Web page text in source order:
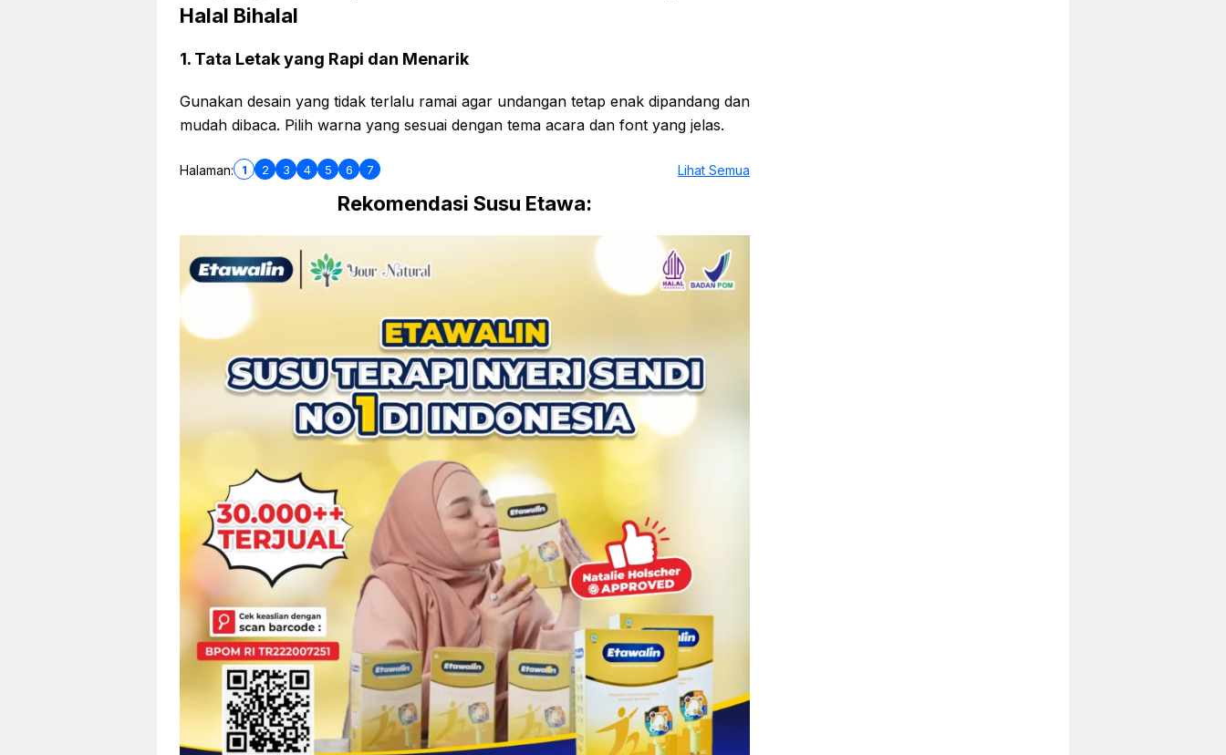
Halal Bihalal
1. Tata Letak yang Rapi dan Menarik
Gunakan desain yang tidak terlalu ramai agar undangan tetap enak dipandang dan
mudah dibaca. Pilih warna yang sesuai dengan tema acara dan font yang jelas.
Halaman: 1 2 3 4 5 6 7 Lihat Semua
Rekomendasi Susu Etawa: